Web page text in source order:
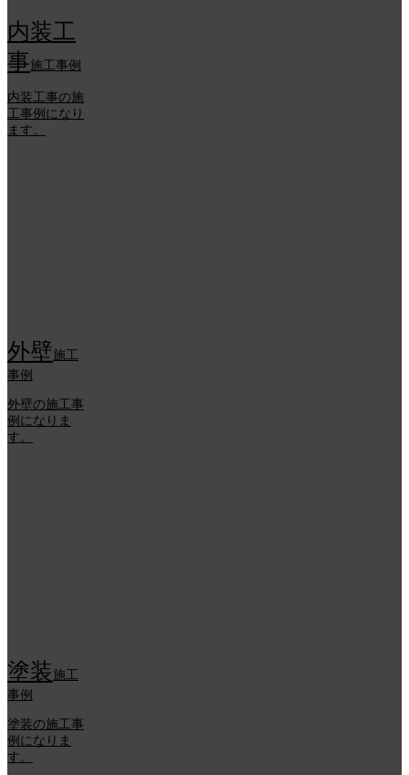
内装工
事施工事例
内装工事の施
工事例になり
ます。
外壁施工
事例
外壁の施工事
例になりま
す。
塗装施工
事例
塗装の施工事
例になりま
す。